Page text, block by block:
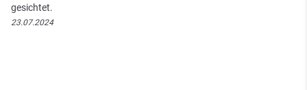
gesichtet.
23.07.2024